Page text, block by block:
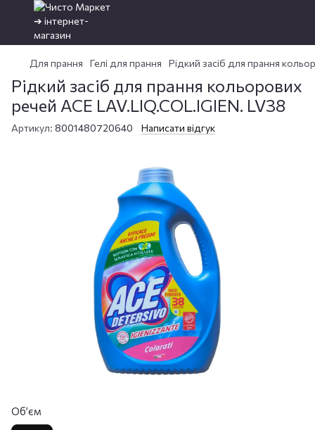
Для прання Гелі для прання Рідкий засіб для прання
Рідкий засіб для прання кольорових
речей ACE LAV.LIQ.COL.IGIEN. LV38
Артикул: 8001480720640 Написати відгук
Обʼєм